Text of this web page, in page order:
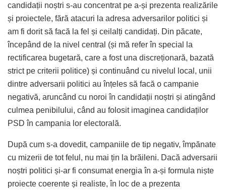
candidații noștri s-au concentrat pe a-și prezenta realizările
și proiectele, fără atacuri la adresa adversarilor politici și
am fi dorit să facă la fel și ceilalți candidați. Din păcate,
începând de la nivel central (și mă refer în special la
rectificarea bugetară, care a fost una discreționară, bazată
strict pe criterii politice) și continuând cu nivelul local, unii
dintre adversarii politici au înțeles să facă o campanie
negativă, aruncând cu noroi în candidații noștri și atingând
culmea penibilului, când au folosit imaginea candidaților
PSD în campania lor electorală.
După cum s-a dovedit, campaniile de tip negativ, împănate
cu mizerii de tot felul, nu mai țin la brăileni. Dacă adversarii
noștri politici și-ar fi consumat energia în a-și formula niște
proiecte coerente și realiste, în loc de a prezenta